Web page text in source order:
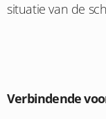
situatie van de
Verbindende